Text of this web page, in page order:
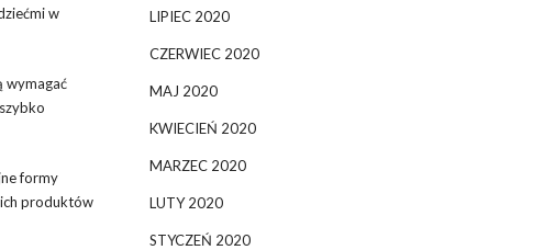
w
wymagać
formy
produktów
LIPIEC 2020
CZERWIEC 2020
MAJ 2020
KWIECIEŃ 2020
MARZEC 2020
LUTY 2020
STYCZEŃ 2020